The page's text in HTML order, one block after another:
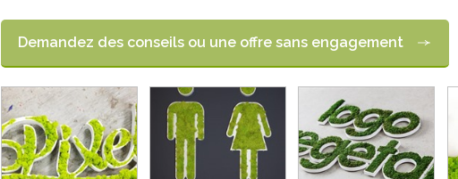
Demandez des conseils ou une offre sans engagement